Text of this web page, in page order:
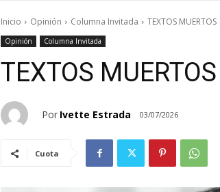
Inicio Opinión Columna Invitada TEXTOS MUERTOS
Opinión Columna Invitada
TEXTOS MUERTOS
Por Ivette Estrada 03/07/2026
Cuota